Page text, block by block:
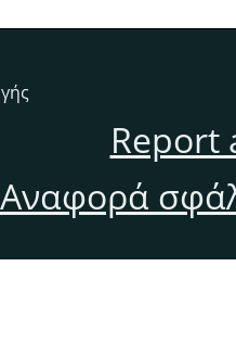
Report
Αναφορά